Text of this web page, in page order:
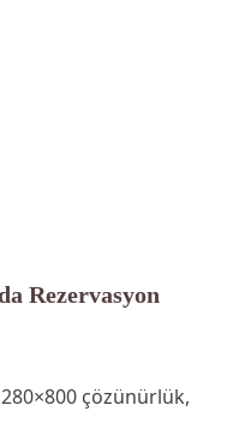
Rezervasyon
çözünürlük,